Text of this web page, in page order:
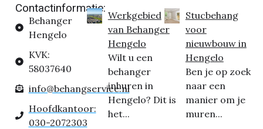
Contactinformatie:
Behanger
Hengelo
KVK:
58037640
info@behangservice.nl
Hoofdkantoor:
030-2072303
Werkgebied
van Behanger
Hengelo
Wilt u een
behanger
inhuren in
Hengelo? Dit is
het...
Stucbehang
voor
nieuwbouw in
Hengelo
Ben je op zoek
naar een
manier om je
muren...